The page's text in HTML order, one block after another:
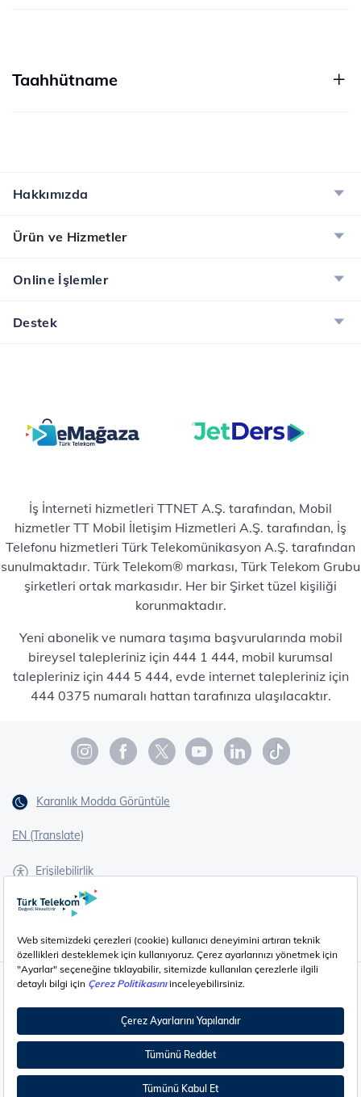
Taahhütname
Hakkımızda
Ürün ve Hizmetler
Online İşlemler
Destek
İş İnterneti hizmetleri TTNET A.Ş. tarafından, Mobil
hizmetler TT Mobil İletişim Hizmetleri A.Ş. tarafından, İş
Telefonu hizmetleri Türk Telekomünikasyon A.Ş. tarafından
sunulmaktadır. Türk Telekom® markası, Türk Telekom Grubu
şirketleri ortak markasıdır. Her bir Şirket tüzel kişiliği
korunmaktadır.
Yeni abonelik ve numara taşıma başvurularında mobil
bireysel talepleriniz için 444 1 444, mobil kurumsal
talepleriniz için 444 5 444, evde internet talepleriniz için
444 0375 numaralı hattan tarafınıza ulaşılacaktır.
Karanlık Modda Görüntüle
EN (Translate)
Erişilebilirlik
İşaret Dili Çevirisi
Çerez Ayarları